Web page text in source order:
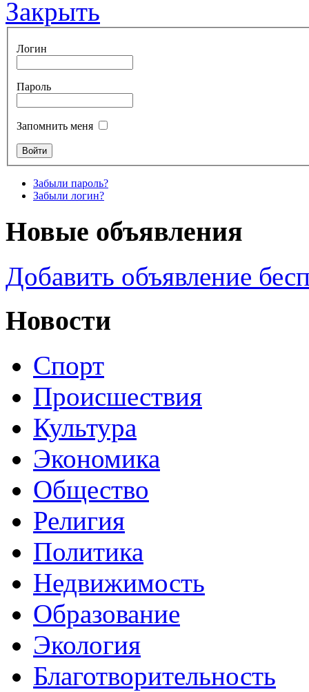
Закрыть
Логин
Пароль
Запомнить меня
Забыли пароль?
Забыли логин?
Новые объявления
Добавить объявление
Новости
Спорт
Происшествия
Культура
Экономика
Общество
Религия
Политика
Недвижимость
Образование
Экология
Благотворительность